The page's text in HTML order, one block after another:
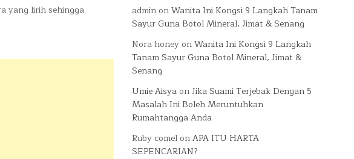
yang lirih sehingga
admin onWanita Ini Kongsi 9 Langkah Tanam
Sayur Guna Botol Mineral, Jimat & Senang
Nora honey onWanita Ini Kongsi 9 Langkah
Tanam Sayur Guna Botol Mineral, Jimat &
Senang
Umie Aisya on Jika Suami Terjebak Dengan 5
Masalah Ini Boleh Meruntuhkan
Rumahtangga Anda
Ruby comel onAPA ITU HARTA
SEPENCARIAN?